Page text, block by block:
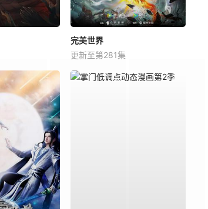
完美世界
更新至第281集